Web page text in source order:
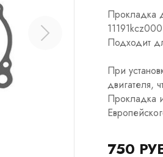
Прокладка
11191kcz000
Подходит
При
двигателя,
Прокладка
750